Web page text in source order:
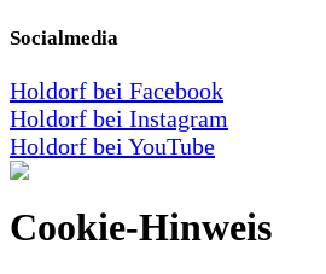
Socialmedia
Holdorf bei Facebook
Holdorf bei Instagram
Holdorf bei YouTube
Cookie-Hinweis